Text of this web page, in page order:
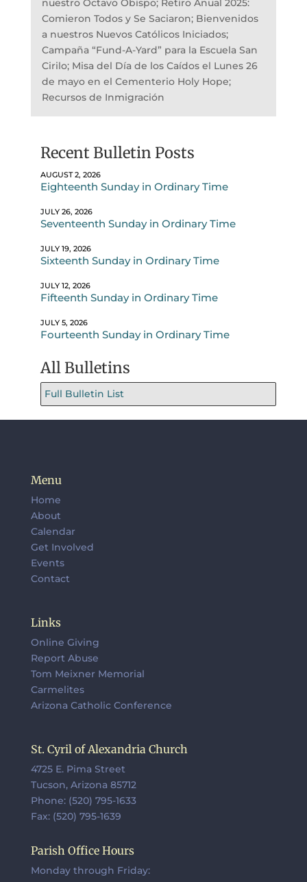
nuestro Octavo Obispo; Retiro Anual 2025:
Comieron Todos y Se Saciaron; Bienvenidos
a nuestros Nuevos Católicos Iniciados;
Campaña “Fund-A-Yard” para la Escuela San
Cirilo; Misa del Día de los Caídos el Lunes 26
de mayo en el Cementerio Holy Hope;
Recursos de Inmigración
Recent Bulletin Posts
AUGUST 2, 2026
Eighteenth Sunday in Ordinary Time
JULY 26, 2026
Seventeenth Sunday in Ordinary Time
JULY 19, 2026
Sixteenth Sunday in Ordinary Time
JULY 12, 2026
Fifteenth Sunday in Ordinary Time
JULY 5, 2026
Fourteenth Sunday in Ordinary Time
All Bulletins
Full Bulletin List
Menu
Home
About
Calendar
Get Involved
Events
Contact
Links
Online Giving
Report Abuse
Tom Meixner Memorial
Carmelites
Arizona Catholic Conference
St. Cyril of Alexandria Church
4725 E. Pima Street
Tucson, Arizona 85712
Phone: (520) 795-1633
Fax: (520) 795-1639
Parish Office Hours
Monday through Friday: